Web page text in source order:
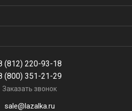
(812) 220-93-18
(800) 351-21-29
Заказать звонок
sale@lazalka.ru